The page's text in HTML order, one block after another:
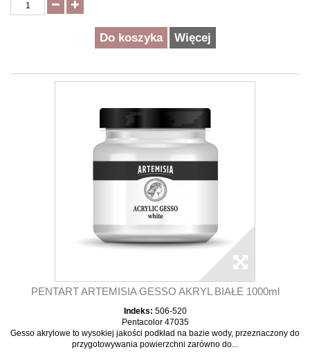
Do koszyka Więcej
PENTART ARTEMISIA GESSO AKRYL BIAŁE 1000ml
Indeks: 506-520
Pentacolor 47035
Gesso akrylowe to wysokiej jakości podkład na bazie wody, przeznaczony do
przygotowywania powierzchni zarówno do...